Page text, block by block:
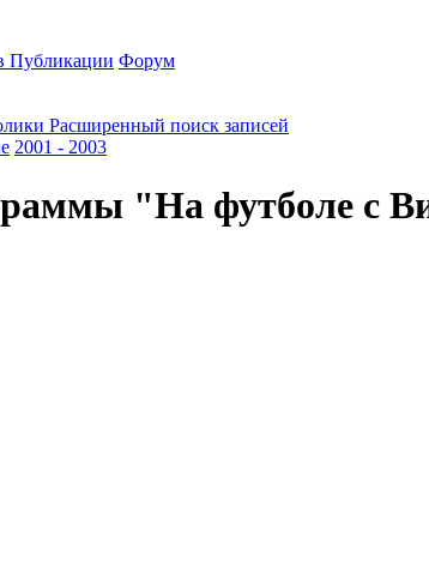
Публикации Форум
Расширенный поиск записей
2001 - 2003
"На футболе с